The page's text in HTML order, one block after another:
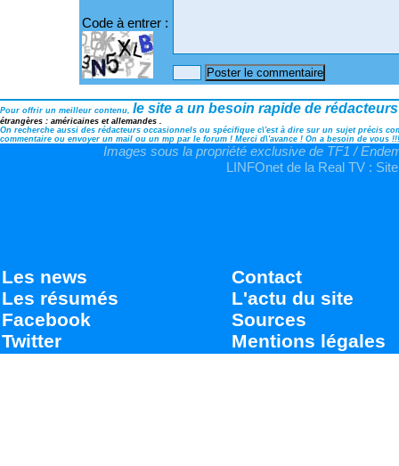
Code à entrer :
Pour offrir un meilleur contenu, le site a un besoin rapide de rédacteurs
étrangères : américaines et allemandes .
On recherche aussi des rédacteurs occasionnels ou spécifique c\'est à dire sur un sujet précis
commentaire ou envoyer un mail ou un mp par le forum ! Merci d\'avance ! On a besoin de vous !!!
Images sous la propriété exclusive de TF1 /
LINFOnet de la Real TV :
Les news
Les résumés
Facebook
Twitter
Contact
L'actu du site
Sources
Mentions légales